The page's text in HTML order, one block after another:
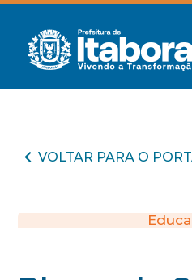
VOLTAR PARA O